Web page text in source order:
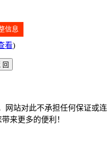
信息
看)
网站对此不承担任何保证或连
来更多的便利！